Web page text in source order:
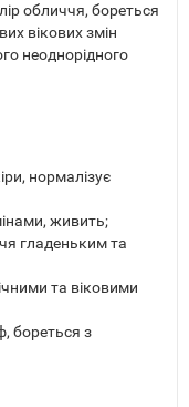
обличчя, бореться
вікових змін
неоднорідного
нормалізує
живить;
гладеньким та
та віковими
бореться з